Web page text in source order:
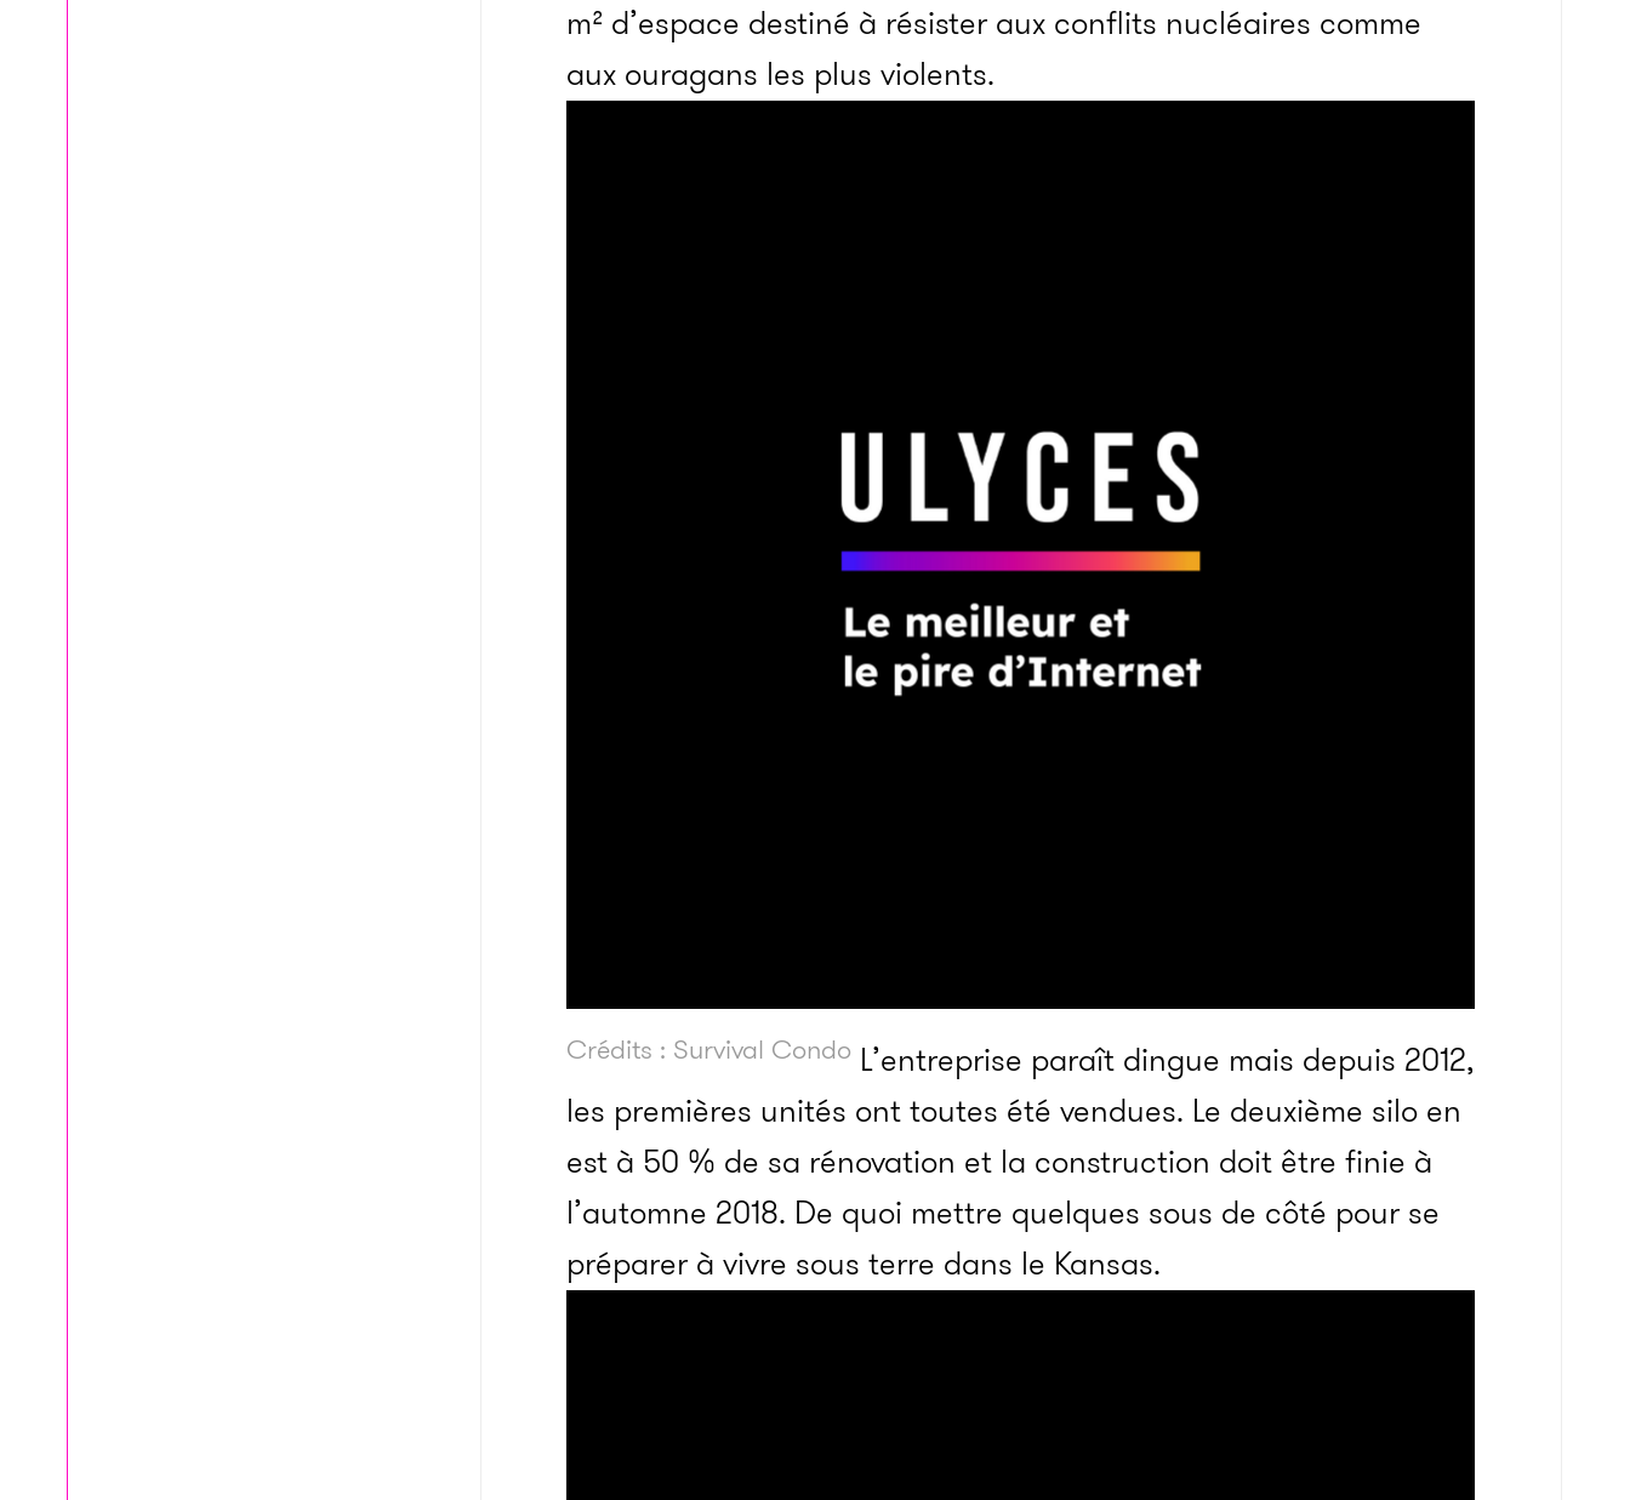
m² d’espace destiné à résister aux conflits nucléaires comme
aux ouragans les plus violents.
Crédits : Survival Condo L’entreprise paraît dingue mais depuis 2012,
les premières unités ont toutes été vendues. Le deuxième silo en
est à 50 % de sa rénovation et la construction doit être finie à
l’automne 2018. De quoi mettre quelques sous de côté pour se
préparer à vivre sous terre dans le Kansas.